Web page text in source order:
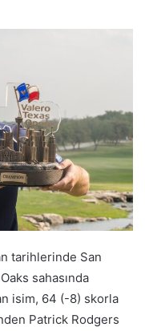
tarihlerinde San
sahasında
isim, 64 (-8) skorla
Patrick Rodgers